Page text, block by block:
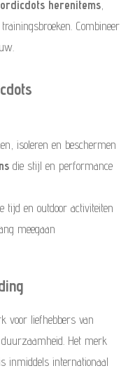
herenitems
Combineer
isoleren en beschermen
die stijl en performance
tijd en outdoor activiteiten
meegaan
voor liefhebbers van
Het merk
inmiddels internationaal